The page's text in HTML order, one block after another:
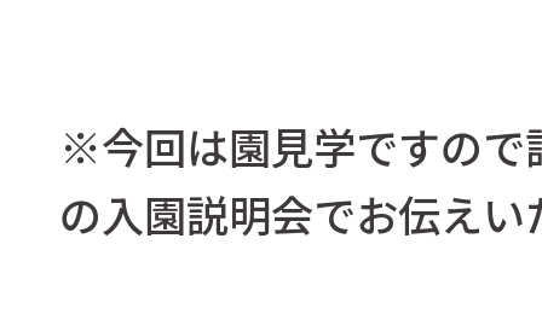
※今回は園見学ですので
の入園説明会でお伝え